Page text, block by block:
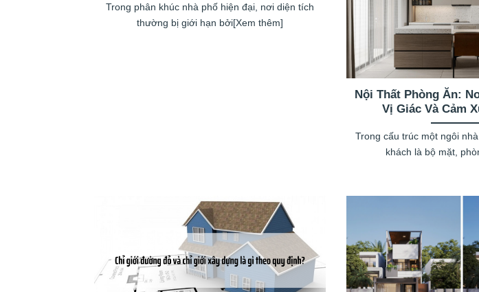
Trong phân khúc nhà phố hiện đại, nơi diện tích
thường bị giới hạn bởi[Xem thêm]
Nội Thất Phòng Ăn:
Vị Giác Và Cảm
Trong cấu trúc một ngôi
khách là bộ mặt,